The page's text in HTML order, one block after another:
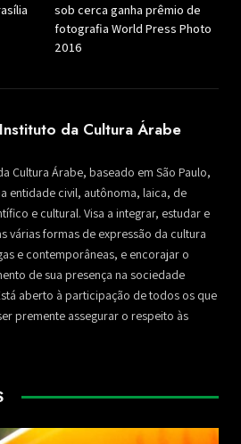
sob cerca ganha prêmio de
fotografia World Press Photo
2016
da Cultura Árabe
Cultura Árabe, baseado em São Paulo,
entidade civil, autônoma, laica, de
e cultural. Visa a integrar, estudar e
várias formas de expressão da cultura
e contemporâneas, e encorajar o
de sua presença na sociedade
aberto à participação de todos os que
premente assegurar o respeito às